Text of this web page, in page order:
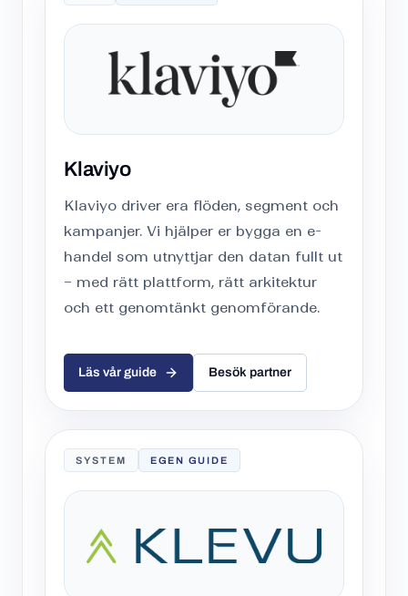
Klaviyo
Klaviyo driver era flöden, segment och
kampanjer. Vi hjälper er bygga en e-
handel som utnyttjar den datan fullt ut
– med rätt plattform, rätt arkitektur
och ett genomtänkt genomförande.
Läs vår guide Besök partner
SYSTEM EGEN GUIDE